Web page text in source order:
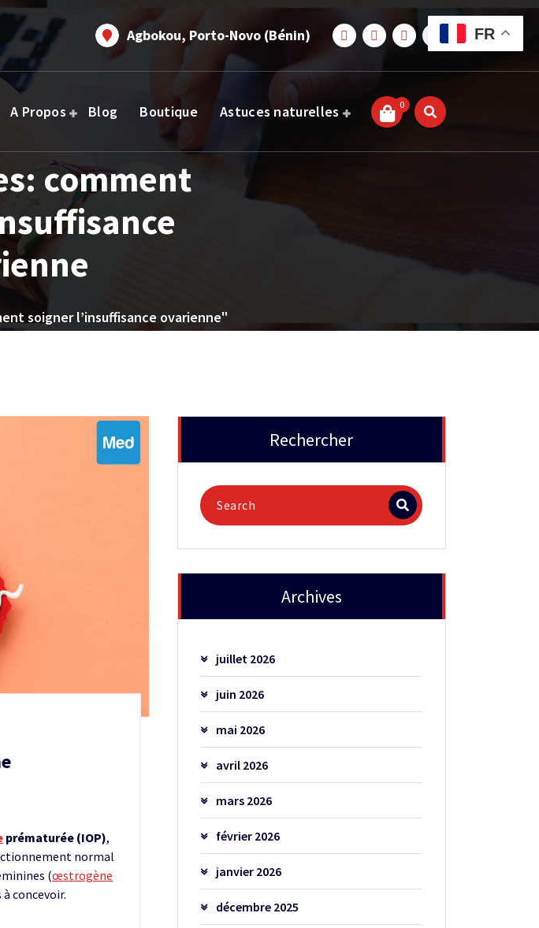
Agbokou, Porto-Novo (Bénin)
A Propos Blog Boutique Astuces naturelles 0
comment
soigner l’insuffisance ovarienne"
prématurée (IOP),
normal
(œstrogène
concevoir.
Rechercher
Archives
juillet 2026
juin 2026
mai 2026
avril 2026
mars 2026
février 2026
janvier 2026
décembre 2025
FR